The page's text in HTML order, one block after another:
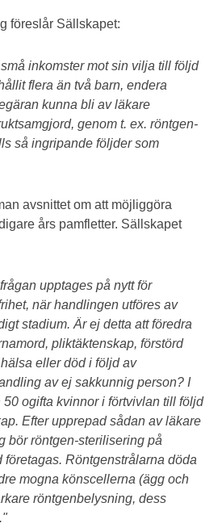
föreslår Sällskapet:
inkomster mot sin vilja till följd
flera än två barn, endera
kunna bli av läkare
genom t. ex. röntgen-
så ingripande följder som
avsnittet om att möjliggöra
års pamfletter. Sällskapet
upptages på nytt för
när handlingen utföres av
stadium. Är ej detta att föredra
pliktäktenskap, förstörd
eller död i följd av
av ej sakkunnig person? I
ogifta kvinnor i förtvivlan till följd
Efter upprepad sådan av läkare
bör röntgen-sterilisering på
företagas. Röntgenstrålarna döda
mogna könscellerna (ägg och
röntgenbelysning, dess